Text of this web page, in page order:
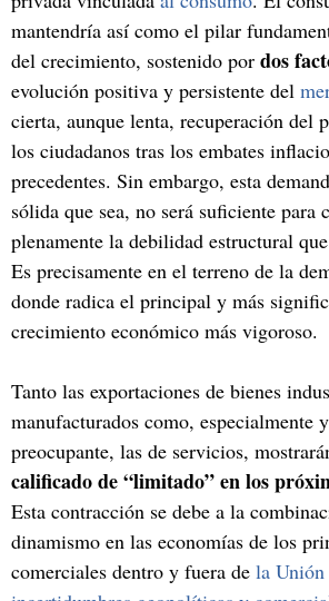
mantendría así como el pilar
del crecimiento, sostenido por dos
evolución positiva y persistente del
cierta, aunque lenta, recuperación del
los ciudadanos tras los embates
precedentes. Sin embargo, esta
sólida que sea, no será suficiente para
plenamente la debilidad estructural
Es precisamente en el terreno de la
donde radica el principal y más
crecimiento económico más vigoroso.
Tanto las exportaciones de bienes
manufacturados como, especialmente
preocupante, las de servicios,
calificado de “limitado” en los
Esta contracción se debe a la
dinamismo en las economías de los
comerciales dentro y fuera de la Unión